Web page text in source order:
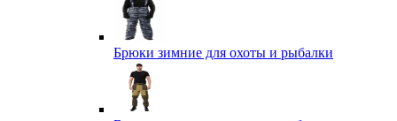
Брюки зимние для охоты и рыбалки